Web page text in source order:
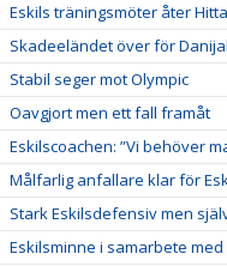
Eskils träningsmöter åter
Skadeeländet över för
Stabil seger mot Olympic
Oavgjort men ett fall framåt
Eskilscoachen: ”Vi behöver
Målfarlig anfallare klar för
Stark Eskilsdefensiv men
Eskilsminne i samarbete